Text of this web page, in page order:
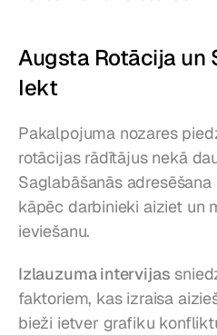
Augsta Rotācija un
Iekt
Pakalpojuma nozares
rotācijas rādītājus nekā
Saglabāšanās
kāpēc darbinieki aiziet un
ieviešanu.
Izlauzuma intervijas
faktoriem, kas izraisa
bieži ietver grafiku